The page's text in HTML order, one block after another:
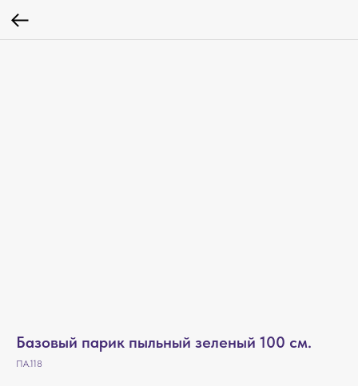
Базовый парик пыльный зеленый 100 см.
ПА.118